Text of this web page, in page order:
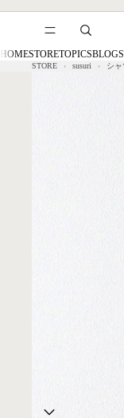
HOMESTORETOPICSBLOG
STORE susuri シャ